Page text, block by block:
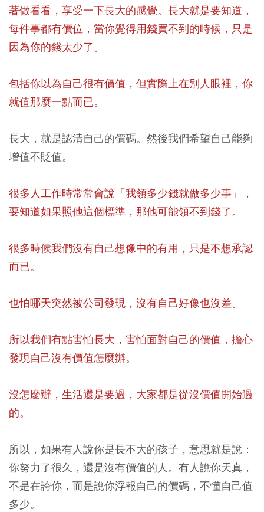
著做看看，享受一下長大的感覺。長大就是要知道，
每件事都有價位，當你覺得用錢買不到的時候，只是
因為你的錢太少了。
包括你以為自己很有價值，但實際上在別人眼裡，你
就值那麼一點而已。
長大，就是認清自己的價碼。然後我們希望自己能夠
增值不貶值。
很多人工作時常常會說「我領多少錢就做多少事」，
要知道如果照他這個標準，那他可能領不到錢了。
很多時候我們沒有自己想像中的有用，只是不想承認
而已。
也怕哪天突然被公司發現，沒有自己好像也沒差。
所以我們有點害怕長大，害怕面對自己的價值，擔心
發現自己沒有價值怎麼辦。
沒怎麼辦，生活還是要過，大家都是從沒價值開始過
的。
所以，如果有人說你是長不大的孩子，意思就是說：
你努力了很久，還是沒有價值的人。有人說你天真，
不是在誇你，而是說你浮報自己的價碼，不懂自己值
多少。